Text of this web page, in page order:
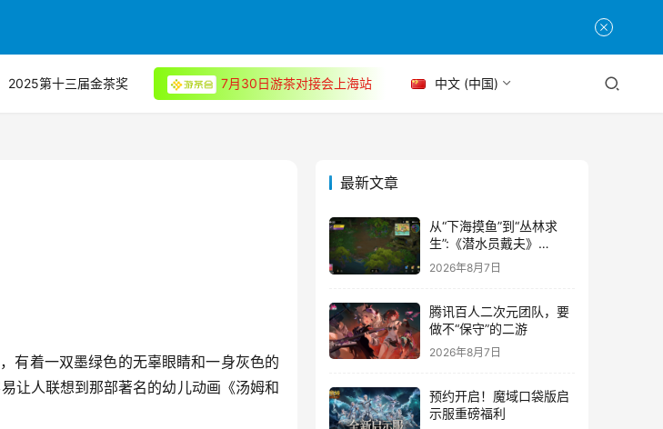
2025第十三届金茶奖 7月30日游茶对接会上海站 中文 (中国)
让人联想到那部著名的幼儿动画《汤姆和
最新文章
从“下海摸鱼”到“丛林求
生”:《潜水员戴夫》
DLC《丛林》移动端定档
8月14日
2026年8月7日
腾讯百人二次元团队，要
做不“保守”的二游
2026年8月7日
预约开启！魔域口袋版启
示服重磅福利